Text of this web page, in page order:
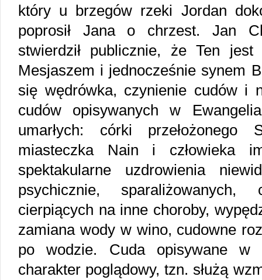
który u brzegów rzeki Jordan
poprosił Jana o chrzest. Jan
stwierdził publicznie, że Ten
Mesjaszem i jednocześnie synem
się wędrówka, czynienie cudów i
cudów opisywanych w
umarłych: córki
miasteczka Nain i człowieka
spektakularne uzdrowienia
psychicznie,
cierpiących na inne choroby,
zamiana wody w wino, cudowne
po wodzie. Cuda opisywane w
charakter poglądowy, tzn. służą